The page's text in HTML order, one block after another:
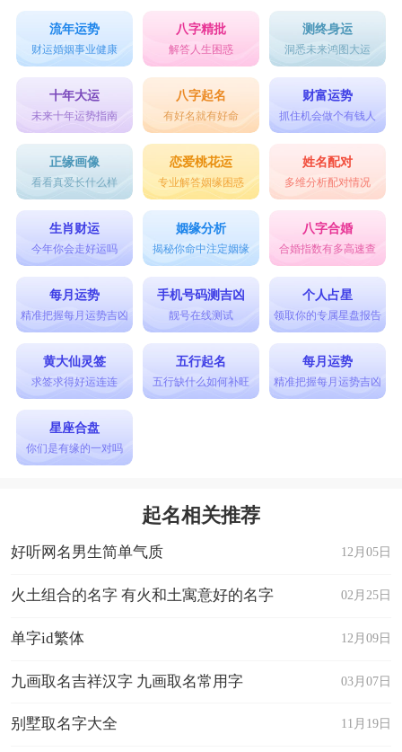
流年运势
财运婚姻事业健康
八字精批
解答人生困惑
测终身运
洞悉未来鸿图大运
十年大运
未来十年运势指南
八字起名
有好名就有好命
财富运势
抓住机会做个有钱人
正缘画像
看看真爱长什么样
恋爱桃花运
专业解答姻缘困惑
姓名配对
多维分析配对情况
生肖财运
今年你会走好运吗
姻缘分析
揭秘你命中注定姻缘
八字合婚
合婚指数有多高速查
每月运势
精准把握每月运势吉凶
手机号码测吉凶
靓号在线测试
个人占星
领取你的专属星盘报告
黄大仙灵签
求签求得好运连连
五行起名
五行缺什么如何补旺
每月运势
精准把握每月运势吉凶
星座合盘
你们是有缘的一对吗
起名相关推荐
12月05日
好听网名男生简单气质
02月25日
火土组合的名字 有火和土寓意好的名字
12月09日
单字id繁体
03月07日
九画取名吉祥汉字 九画取名常用字
11月19日
别墅取名字大全